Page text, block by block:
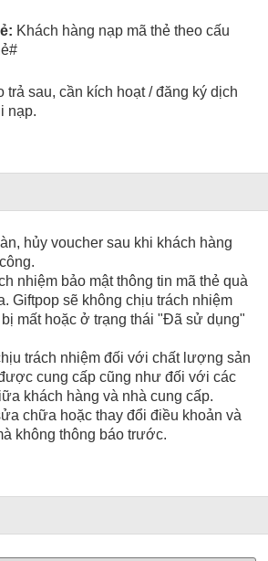
Khách hàng nạp mã thẻ theo cấu
trả sau, cần kích hoạt / đăng ký dịch
nạp.
hủy voucher sau khi khách hàng
nhiệm bảo mật thông tin mã thẻ quà
Giftpop sẽ không chịu trách nhiệm
bị mất hoặc ở trạng thái "Đã sử dụng"
trách nhiệm đối với chất lượng sản
cung cấp cũng như đối với các
khách hàng và nhà cung cấp.
chữa hoặc thay đổi điều khoản và
không thông báo trước.